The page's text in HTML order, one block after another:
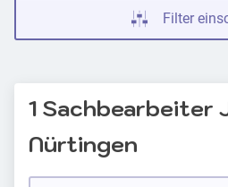
Filter
1 Sachbearbeiter
Nürtingen